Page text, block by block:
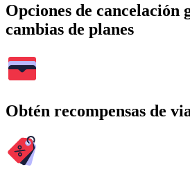
Opciones de cancelación
cambias de planes
Obtén recompensas de